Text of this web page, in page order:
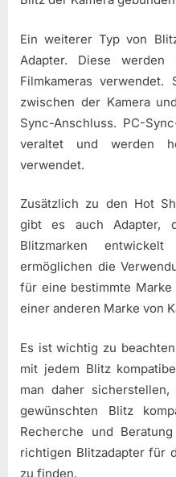
Ein weiterer Typ von
Adapter. Diese werden
Filmkameras
zwischen der Kamera
Sync-Anschluss. PC-
veraltet und werden
verwendet.
Zusätzlich zu den Hot
gibt es auch Adapter,
Blitzmarken
ermöglichen die
für eine bestimmte
einer anderen Marke von
Es ist wichtig zu
mit jedem Blitz
man daher
gewünschten Blitz
Recherche und
richtigen Blitzadapter für
zu finden.